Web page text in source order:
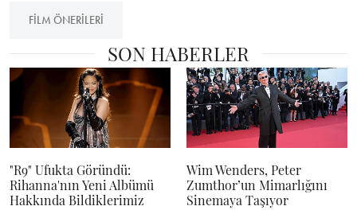
FILM ÖNERILERI
SON HABERLER
"R9" Ufukta Göründü:
Rihanna'nın Yeni Albümü
Hakkında Bildiklerimiz
Wim Wenders, Peter
Zumthor’un Mimarlığını
Sinemaya Taşıyor